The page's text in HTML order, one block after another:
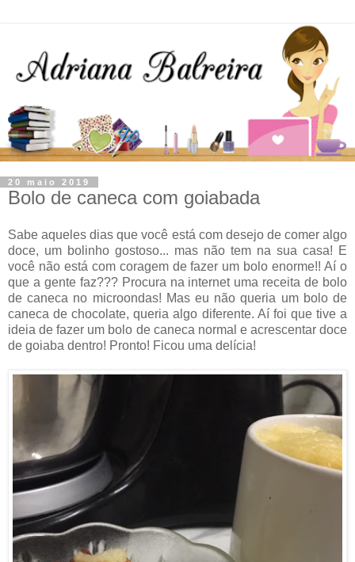
20 maio 2019
Bolo de caneca com goiabada
Sabe aqueles dias que você está com desejo de comer algo
doce, um bolinho gostoso... mas não tem na sua casa! E
você não está com coragem de fazer um bolo enorme!! Aí o
que a gente faz??? Procura na internet uma receita de bolo
de caneca no microondas! Mas eu não queria um bolo de
caneca de chocolate, queria algo diferente. Aí foi que tive a
ideia de fazer um bolo de caneca normal e acrescentar doce
de goiaba dentro! Pronto! Ficou uma delícia!